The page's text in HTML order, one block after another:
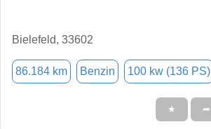
Bielefeld, 33602
86.184 km Benzin 100 kw (136 PS)
★ ➦